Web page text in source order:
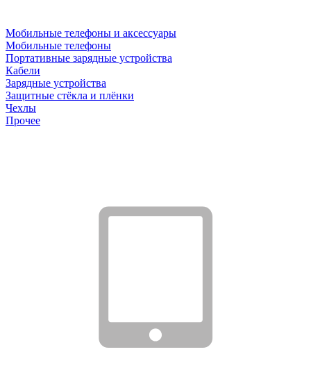
Мобильные телефоны и аксессуары
Мобильные телефоны
Портативные зарядные устройства
Кабели
Зарядные устройства
Защитные стёкла и плёнки
Чехлы
Прочее